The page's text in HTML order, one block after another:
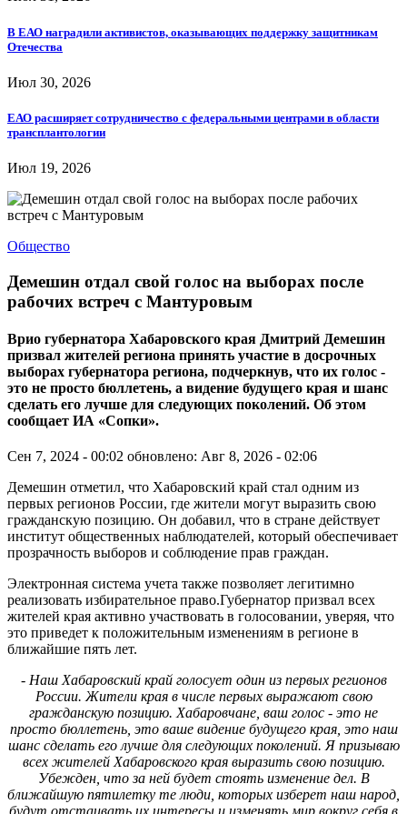
В ЕАО наградили активистов, оказывающих поддержку защитникам
Отечества
Июл 30, 2026
ЕАО расширяет сотрудничество с федеральными центрами в области
трансплантологии
Июл 19, 2026
Общество
Демешин отдал свой голос на выборах после
рабочих встреч с Мантуровым
Врио губернатора Хабаровского края Дмитрий Демешин
призвал жителей региона принять участие в досрочных
выборах губернатора региона, подчеркнув, что их голос -
это не просто бюллетень, а видение будущего края и шанс
сделать его лучше для следующих поколений. Об этом
сообщает ИА «Сопки».
Сен 7, 2024 - 00:02 обновлено: Авг 8, 2026 - 02:06
Демешин отметил, что Хабаровский край стал одним из
первых регионов России, где жители могут выразить свою
гражданскую позицию. Он добавил, что в стране действует
институт общественных наблюдателей, который обеспечивает
прозрачность выборов и соблюдение прав граждан.
Электронная система учета также позволяет легитимно
реализовать избирательное право.Губернатор призвал всех
жителей края активно участвовать в голосовании, уверяя, что
это приведет к положительным изменениям в регионе в
ближайшие пять лет.
- Наш Хабаровский край голосует один из первых регионов
России. Жители края в числе первых выражают свою
гражданскую позицию. Хабаровчане, ваш голос - это не
просто бюллетень, это ваше видение будущего края, это наш
шанс сделать его лучше для следующих поколений. Я призываю
всех жителей Хабаровского края выразить свою позицию.
Убежден, что за ней будет стоять изменение дел. В
ближайшую пятилетку те люди, которых изберет наш народ,